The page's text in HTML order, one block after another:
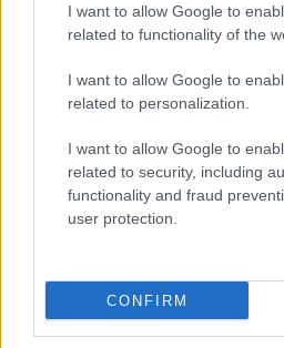
I want to allow Google to
related to functionality of the
I want to allow Google to
related to personalization.
I want to allow Google to
related to security, including
functionality and fraud
user protection.
CONFIRM
Filiera del grano duro in crisi:
redditività a rischio
Andrea Innocenti · 7 Ago 2026